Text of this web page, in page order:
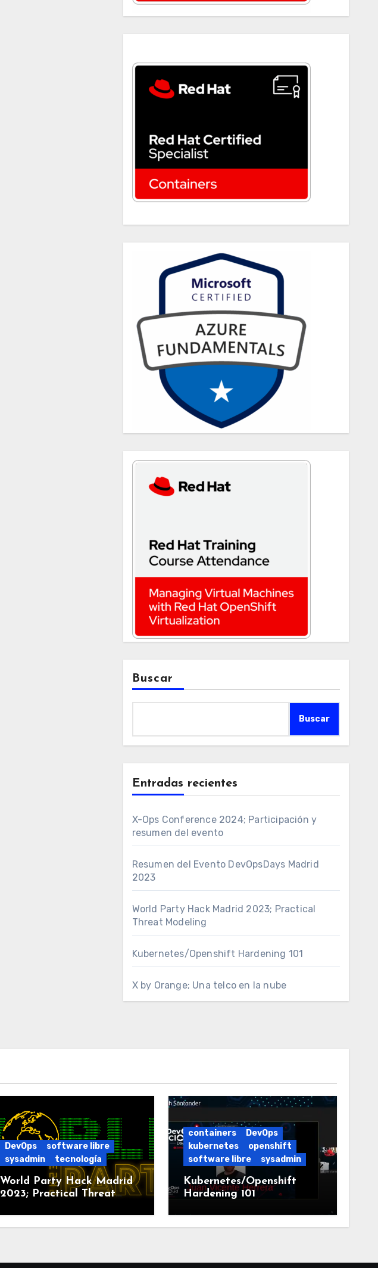
Buscar
Buscar
Entradas recientes
X-Ops Conference 2024; Participación y
resumen del evento
Resumen del Evento DevOpsDays Madrid
2023
World Party Hack Madrid 2023; Practical
Threat Modeling
Kubernetes/Openshift Hardening 101
X by Orange; Una telco en la nube
DevOps
software libre
sysadmin
tecnología
World Party Hack Madrid
2023; Practical Threat
containers
DevOps
kubernetes
openshift
software libre
sysadmin
Kubernetes/Openshift
Hardening 101